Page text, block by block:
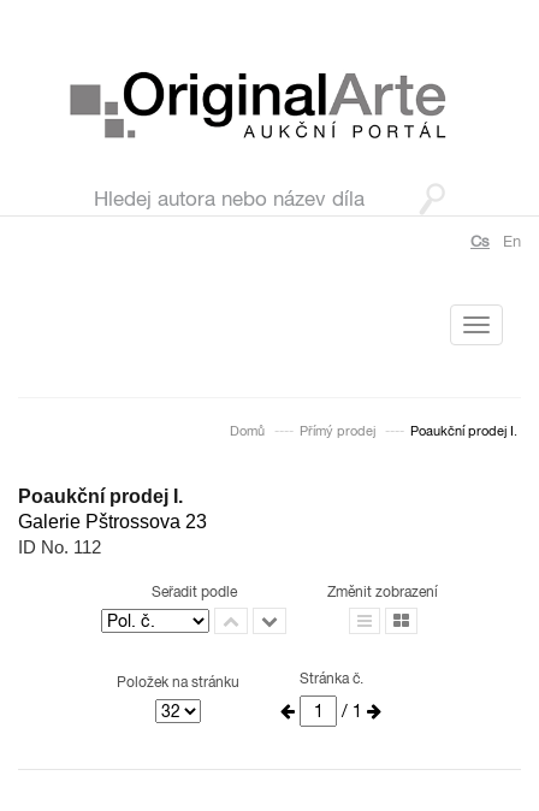
Cs En
Toggle
Domů Přímý prodej Poaukční prodej I.
Poaukční prodej I.
Galerie Pštrossova 23
ID No. 112
Seřadit podle Změnit zobrazení
Položek na stránku Stránka č.
/ 1